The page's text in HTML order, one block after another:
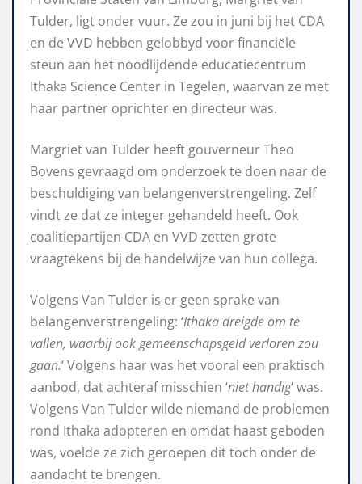
Tulder, ligt onder vuur. Ze zou in juni bij het CDA
en de VVD hebben gelobbyd voor financiële
steun aan het noodlijdende educatiecentrum
Ithaka Science Center in Tegelen, waarvan ze met
haar partner oprichter en directeur was.
Margriet van Tulder heeft gouverneur Theo
Bovens gevraagd om onderzoek te doen naar de
beschuldiging van belangenverstrengeling. Zelf
vindt ze dat ze integer gehandeld heeft. Ook
coalitiepartijen CDA en VVD zetten grote
vraagtekens bij de handelwijze van hun collega.
Volgens Van Tulder is er geen sprake van
belangenverstrengeling: ‘Ithaka dreigde om te
vallen, waarbij ook gemeenschapsgeld verloren zou
gaan.‘ Volgens haar was het vooral een praktisch
aanbod, dat achteraf misschien ‘niet handig‘ was.
Volgens Van Tulder wilde niemand de problemen
rond Ithaka adopteren en omdat haast geboden
was, voelde ze zich geroepen dit toch onder de
aandacht te brengen.